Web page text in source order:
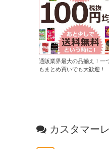
通販業界最大の品揃え！一
もまとめ買いでも大歓迎！
カスタマー